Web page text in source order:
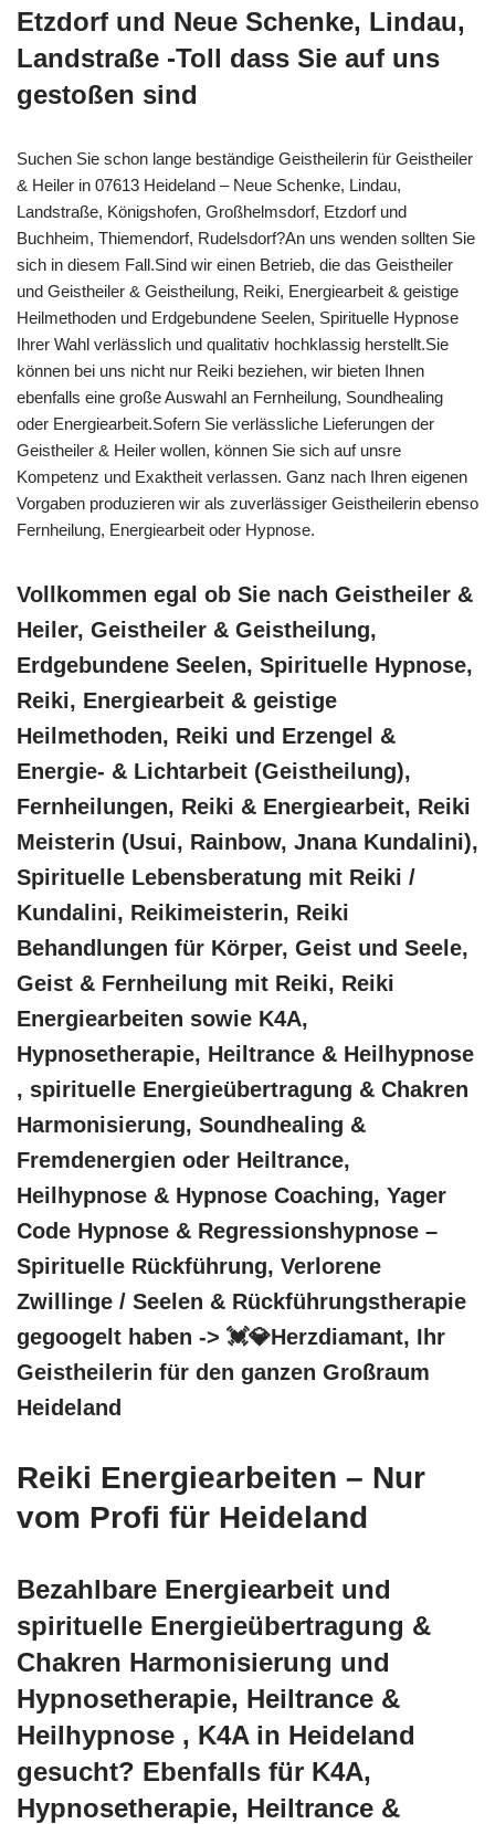
Etzdorf und Neue Schenke, Lindau,
Landstraße -Toll dass Sie auf uns
gestoßen sind
Suchen Sie schon lange beständige Geistheilerin für Geistheiler
& Heiler in 07613 Heideland – Neue Schenke, Lindau,
Landstraße, Königshofen, Großhelmsdorf, Etzdorf und
Buchheim, Thiemendorf, Rudelsdorf?An uns wenden sollten Sie
sich in diesem Fall.Sind wir einen Betrieb, die das Geistheiler
und Geistheiler & Geistheilung, Reiki, Energiearbeit & geistige
Heilmethoden und Erdgebundene Seelen, Spirituelle Hypnose
Ihrer Wahl verlässlich und qualitativ hochklassig herstellt.Sie
können bei uns nicht nur Reiki beziehen, wir bieten Ihnen
ebenfalls eine große Auswahl an Fernheilung, Soundhealing
oder Energiearbeit.Sofern Sie verlässliche Lieferungen der
Geistheiler & Heiler wollen, können Sie sich auf unsre
Kompetenz und Exaktheit verlassen. Ganz nach Ihren eigenen
Vorgaben produzieren wir als zuverlässiger Geistheilerin ebenso
Fernheilung, Energiearbeit oder Hypnose.
Vollkommen egal ob Sie nach Geistheiler &
Heiler, Geistheiler & Geistheilung,
Erdgebundene Seelen, Spirituelle Hypnose,
Reiki, Energiearbeit & geistige
Heilmethoden, Reiki und Erzengel &
Energie- & Lichtarbeit (Geistheilung),
Fernheilungen, Reiki & Energiearbeit, Reiki
Meisterin (Usui, Rainbow, Jnana Kundalini),
Spirituelle Lebensberatung mit Reiki /
Kundalini, Reikimeisterin, Reiki
Behandlungen für Körper, Geist und Seele,
Geist & Fernheilung mit Reiki, Reiki
Energiearbeiten sowie K4A,
Hypnosetherapie, Heiltrance & Heilhypnose
, spirituelle Energieübertragung & Chakren
Harmonisierung, Soundhealing &
Fremdenergien oder Heiltrance,
Heilhypnose & Hypnose Coaching, Yager
Code Hypnose & Regressionshypnose –
Spirituelle Rückführung, Verlorene
Zwillinge / Seelen & Rückführungstherapie
gegoogelt haben -> 💓️💎Herzdiamant, Ihr
Geistheilerin für den ganzen Großraum
Heideland
Reiki Energiearbeiten – Nur
vom Profi für Heideland
Bezahlbare Energiearbeit und
spirituelle Energieübertragung &
Chakren Harmonisierung und
Hypnosetherapie, Heiltrance &
Heilhypnose , K4A in Heideland
gesucht? Ebenfalls für K4A,
Hypnosetherapie, Heiltrance &